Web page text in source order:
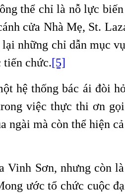
thể chỉ là nỗ lực
cửa Nhà Mẹ, St.
những chỉ dẫn mục
tiến chức.[5]
hệ thống bác ái đòi
việc thực thi ơn
mà còn thể hiện
Sơn, nhưng còn
ước tổ chức cuộc